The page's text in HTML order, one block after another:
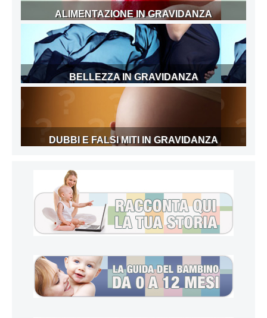
ALIMENTAZIONE IN GRAVIDANZA
BELLEZZA IN GRAVIDANZA
DUBBI E FALSI MITI IN GRAVIDANZA